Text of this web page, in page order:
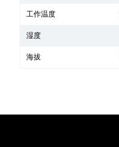
工作温度
湿度
海拔